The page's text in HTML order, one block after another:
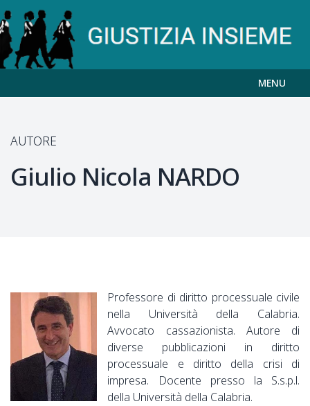
MENU
AUTORE
Giulio Nicola NARDO
Professore di diritto processuale civile
nella Università della Calabria.
Avvocato cassazionista. Autore di
diverse pubblicazioni in diritto
processuale e diritto della crisi di
impresa. Docente presso la S.s.p.l.
della Università della Calabria.